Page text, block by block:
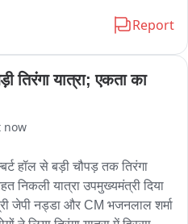
रैली निकाली। रैली में शामिल
के साथ हिस्सा लिया। तिरंगा
एकता, अखंडता और महिला
महिलाओं को आत्मनिर्भर और
के महत्व का संदेश देना रहा।
ने इस रैली को और खास बना
सम्मान और सशक्तीकरण के साथ
भी दिया गया।
Report
तिरंगा यात्रा; एकता का
now
हॉल से बड़ी चौपड़ तक तिरंगा
निकली यात्रा उपमुख्यमंत्री दिया
जेपी नड्डा और CM भजनलाल शर्मा